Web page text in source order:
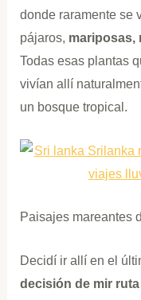
donde raramente se
pájaros, mariposas,
Todas esas plantas
vivían allí
un bosque tropical.
Paisajes mareantes
Decidí ir allí en el
decisión de mir ruta